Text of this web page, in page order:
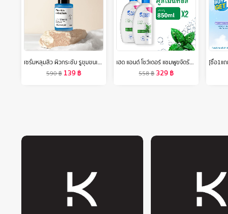
เซรั่มหลุมสิว ผิวกระชับ รูขุมขนเล็กลง The Skin Collection Serum Copper Tripeptide 3% ขนาด 30 ml
590฿ 139฿
เฮด แอนด์ โชว์เดอร์ แชมพูขจัดรังแค 850 มล. x2 ผลิตภัณฑ์ดูแลผม Head & Shoulders Anti Dandruff Shampoo 850 ml. x2
558฿ 329฿